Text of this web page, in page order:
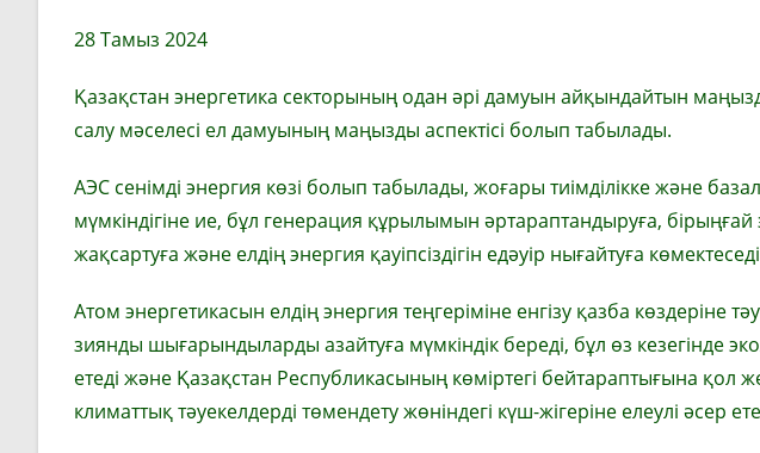
28 Тамыз 2024
Қазақстан энергетика секторының одан әрі дамуын айқындайтын
салу мәселесі ел дамуының маңызды аспектісі болып табылады.
АЭС сенімді энергия көзі болып табылады, жоғары тиімділікке және
мүмкіндігіне ие, бұл генерация құрылымын әртараптандыруға,
жақсартуға және елдің энергия қауіпсіздігін едәуір нығайтуға
Атом энергетикасын елдің энергия теңгеріміне енгізу қазба көздеріне
зиянды шығарындыларды азайтуға мүмкіндік береді, бұл өз кезегінде
етеді және Қазақстан Республикасының көміртегі бейтараптығына қол
климаттық тәуекелдерді төмендету жөніндегі күш-жігеріне елеулі әсер